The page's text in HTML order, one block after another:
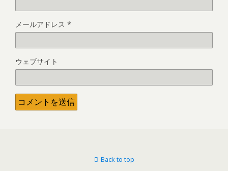
メールアドレス *
ウェブサイト
Back to top